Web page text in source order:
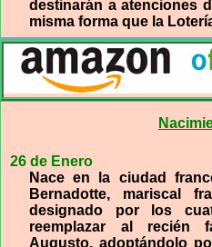
destinarán a atenciones
misma forma que la
26 de Enero
Nace en la ciudad
Bernadotte, mariscal
designado por los
reemplazar al recién
Augusto, adoptándolo